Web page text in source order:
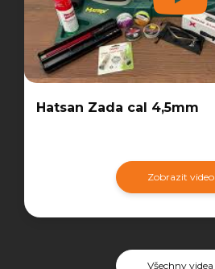
Hatsan Zada cal 4,5mm
Zobrazit video
Všechny videa